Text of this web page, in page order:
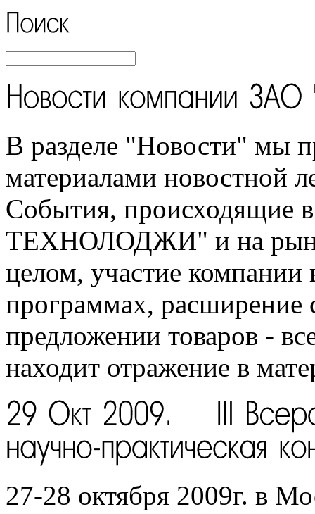
В разделе "Новости" мы
материалами новостной
События,
ТЕХНОЛОДЖИ" и на
целом, участие компании
программах, расширение
предложении товаров -
находит отражение в
27-28 октября 2009г. в